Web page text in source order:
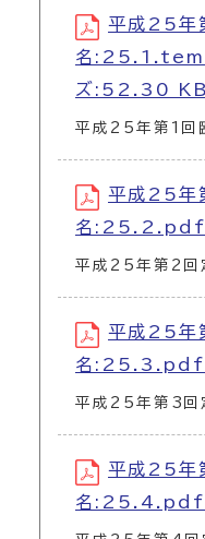
平成25年
名
ズ:52.30
平成25年第1回
平成25年
名:25.2.pdf
平成25年第2回
平成25年
名:25.3.pdf
平成25年第3回
平成25年
名:25.4.pdf